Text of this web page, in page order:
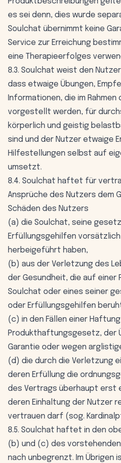
es sei denn, dies wurde
Soulchat übernimmt keine
Service zur Erreichung
eine Therapieerfolges
8.3. Soulchat weist den
dass etwaige Übungen,
Informationen, die im
vorgestellt werden, für
körperlich und geistig
sind und der Nutzer etwaige
Hilfestellungen selbst auf
umsetzt.
8.4. Soulchat haftet für
Ansprüche des Nutzers dem
Schäden des Nutzers
(a) die Soulchat, seine
Erfüllungsgehilfen
herbeigeführt haben,
(b) aus der Verletzung des
der Gesundheit, die auf
Soulchat oder eines seiner
oder Erfüllungsgehilfen
(c) in den Fällen einer
Produkthaftungsgesetz, der
Garantie oder wegen
(d) die durch die Verletzung
deren Erfüllung die
des Vertrags überhaupt erst
deren Einhaltung der Nutzer
vertrauen darf (sog.
8.5. Soulchat haftet in den
(b) und (c) des
nach unbegrenzt. Im Übrigen